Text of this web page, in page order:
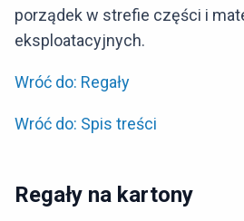
porządek w strefie części i
eksploatacyjnych.
Wróć do: Regały
Wróć do: Spis treści
Regały na kartony